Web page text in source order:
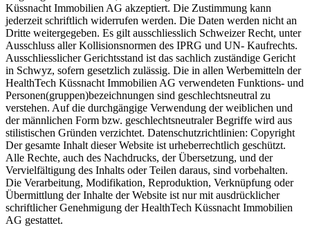
Küssnacht Immobilien AG akzeptiert. Die Zustimmung kann
jederzeit schriftlich widerrufen werden. Die Daten werden nicht an
Dritte weitergegeben. Es gilt ausschliesslich Schweizer Recht, unter
Ausschluss aller Kollisionsnormen des IPRG und UN- Kaufrechts.
Ausschliesslicher Gerichtsstand ist das sachlich zuständige Gericht
in Schwyz, sofern gesetzlich zulässig. Die in allen Werbemitteln der
HealthTech Küssnacht Immobilien AG verwendeten Funktions- und
Personen(gruppen)bezeichnungen sind geschlechtsneutral zu
verstehen. Auf die durchgängige Verwendung der weiblichen und
der männlichen Form bzw. geschlechtsneutraler Begriffe wird aus
stilistischen Gründen verzichtet. Datenschutzrichtlinien: Copyright
Der gesamte Inhalt dieser Website ist urheberrechtlich geschützt.
Alle Rechte, auch des Nachdrucks, der Übersetzung, und der
Vervielfältigung des Inhalts oder Teilen daraus, sind vorbehalten.
Die Verarbeitung, Modifikation, Reproduktion, Verknüpfung oder
Übermittlung der Inhalte der Website ist nur mit ausdrücklicher
schriftlicher Genehmigung der HealthTech Küssnacht Immobilien
AG gestattet.